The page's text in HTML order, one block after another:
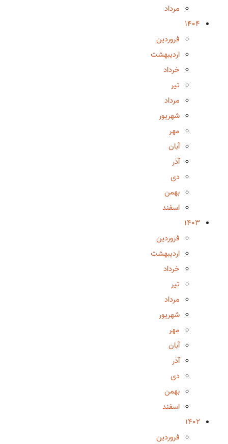
مرداد
1404
فروردین
اردیبهشت
خرداد
تیر
مرداد
شهریور
مهر
آبان
آذر
دی
بهمن
اسفند
1403
فروردین
اردیبهشت
خرداد
تیر
مرداد
شهریور
مهر
آبان
آذر
دی
بهمن
اسفند
1402
فروردین